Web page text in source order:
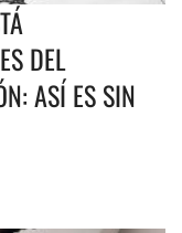
DEL
ASÍ ES SIN